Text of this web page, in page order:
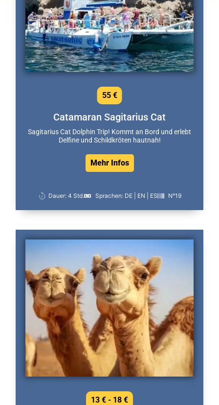
Catamaran Sagitarius Cat
Sagitarius Cat Dolphin Trip! Kommt an Bord und erlebt
Delfine und Schildkröten hautnah!
Mehr Infos
55 €
Dauer: 4 Std. Sprachen: DE | EN | ES N°19
13 € - 18 €